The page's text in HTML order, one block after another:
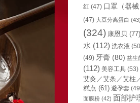
红 (47) 口罩（器械
(47) 大豆分离蛋白 (43)
(324) 康恩贝 (77)
水 (112) 洗衣液
(49) 牙膏(80) 益生
(112) 美容工具(53)
艾灸／艾条／艾柱
糕点 (61) 避孕套
面膜粉(42) 面部护